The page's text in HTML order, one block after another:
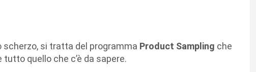
scherzo, si tratta del programma Product Sampling che
quello che c’è da sapere.